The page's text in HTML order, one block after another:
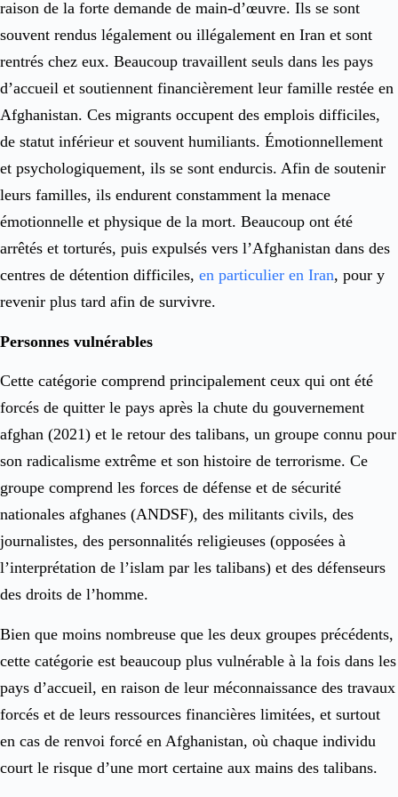
raison de la forte demande de main-d’œuvre. Ils se sont
souvent rendus légalement ou illégalement en Iran et sont
rentrés chez eux. Beaucoup travaillent seuls dans les pays
d’accueil et soutiennent financièrement leur famille restée en
Afghanistan. Ces migrants occupent des emplois difficiles,
de statut inférieur et souvent humiliants. Émotionnellement
et psychologiquement, ils se sont endurcis. Afin de soutenir
leurs familles, ils endurent constamment la menace
émotionnelle et physique de la mort. Beaucoup ont été
arrêtés et torturés, puis expulsés vers l’Afghanistan dans des
centres de détention difficiles, en particulier en Iran, pour y
revenir plus tard afin de survivre.
Personnes vulnérables
Cette catégorie comprend principalement ceux qui ont été
forcés de quitter le pays après la chute du gouvernement
afghan (2021) et le retour des talibans, un groupe connu pour
son radicalisme extrême et son histoire de terrorisme. Ce
groupe comprend les forces de défense et de sécurité
nationales afghanes (ANDSF), des militants civils, des
journalistes, des personnalités religieuses (opposées à
l’interprétation de l’islam par les talibans) et des défenseurs
des droits de l’homme.
Bien que moins nombreuse que les deux groupes précédents,
cette catégorie est beaucoup plus vulnérable à la fois dans les
pays d’accueil, en raison de leur méconnaissance des travaux
forcés et de leurs ressources financières limitées, et surtout
en cas de renvoi forcé en Afghanistan, où chaque individu
court le risque d’une mort certaine aux mains des talibans.